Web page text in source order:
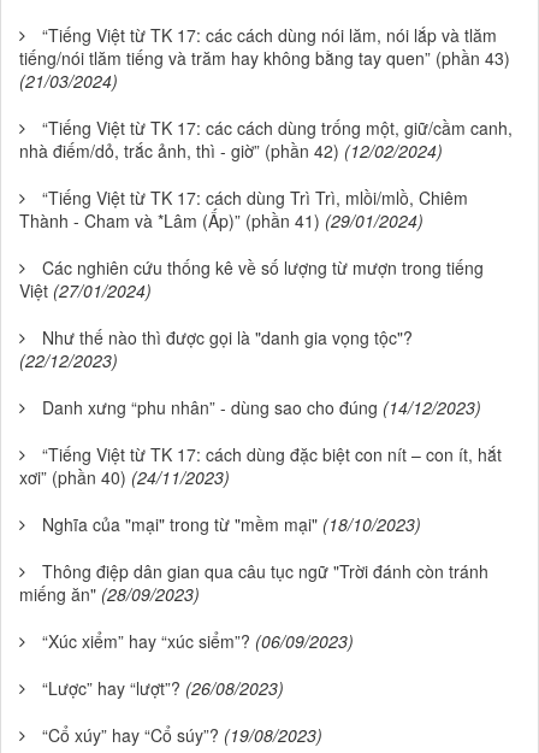
“Tiếng Việt từ TK 17: các cách dùng nói lăm, nói lắp và tlăm
tiếng/nói tlăm tiếng và trăm hay không bằng tay quen” (phần 43)
(21/03/2024)
“Tiếng Việt từ TK 17: các cách dùng trống một, giữ/cầm canh,
nhà điếm/dỏ, trắc ảnh, thì - giờ” (phần 42) (12/02/2024)
“Tiếng Việt từ TK 17: cách dùng Trì Trì, mlồi/mlồ, Chiêm
Thành - Cham và *Lâm (Ấp)” (phần 41) (29/01/2024)
Các nghiên cứu thống kê về số lượng từ mượn trong tiếng
Việt (27/01/2024)
Như thế nào thì được gọi là "danh gia vọng tộc"?
(22/12/2023)
Danh xưng “phu nhân” - dùng sao cho đúng (14/12/2023)
“Tiếng Việt từ TK 17: cách dùng đặc biệt con nít – con ít, hắt
xơi” (phần 40) (24/11/2023)
Nghĩa của "mại" trong từ "mềm mại" (18/10/2023)
Thông điệp dân gian qua câu tục ngữ "Trời đánh còn tránh
miếng ăn" (28/09/2023)
“Xúc xiểm” hay “xúc siểm”? (06/09/2023)
“Lược” hay “lượt”? (26/08/2023)
“Cổ xúy” hay “Cổ súy”? (19/08/2023)